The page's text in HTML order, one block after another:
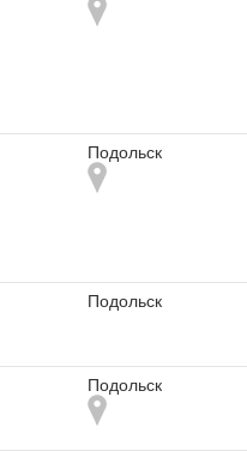
Подольск
Подольск
Подольск